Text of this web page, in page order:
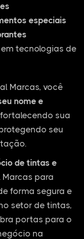
especiais
em tecnologias de
Marcas, você
nome e
sua
seu
de tintas e
Marcas para
forma segura e
setor de tintas,
portas para o
na